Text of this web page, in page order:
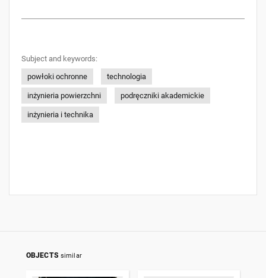
Subject and keywords:
powłoki ochronne
technologia
inżynieria powierzchni podręczniki akademickie
inżynieria i technika
OBJECTS similar